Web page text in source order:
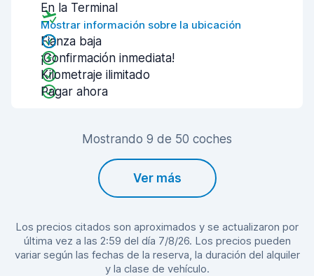
En la Terminal
Mostrar información sobre la ubicación
Fianza baja
¡Confirmación inmediata!
Kilometraje ilimitado
Pagar ahora
Mostrando 9 de 50 coches
Ver más
Los precios citados son aproximados y se actualizaron por
última vez a las 2:59 del día 7/8/26. Los precios pueden
variar según las fechas de la reserva, la duración del alquiler
y la clase de vehículo.